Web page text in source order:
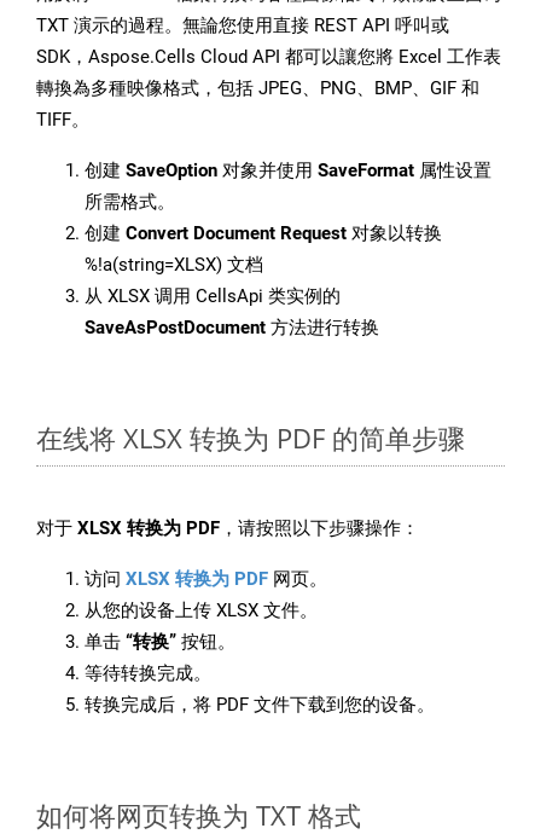
TXT 演示的過程。無論您使用直接 REST API 呼叫或
SDK，Aspose.Cells Cloud API 都可以讓您將 Excel 工作表
轉換為多種映像格式，包括 JPEG、PNG、BMP、GIF 和
TIFF。
创建 SaveOption 对象并使用 SaveFormat 属性设置
所需格式。
创建 Convert Document Request 对象以转换
%!a(string=XLSX) 文档
从 XLSX 调用 CellsApi 类实例的
SaveAsPostDocument 方法进行转换
在线将 XLSX 转换为 PDF 的简单步骤
对于 XLSX 转换为 PDF ，请按照以下步骤操作：
访问 XLSX 转换为 PDF 网页。
从您的设备上传 XLSX 文件。
单击 “转换” 按钮。
等待转换完成。
转换完成后，将 PDF 文件下载到您的设备。
如何将网页转换为 TXT 格式